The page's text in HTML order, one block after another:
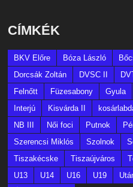
CÍMKÉK
BKV Előre Bóza László
Dorcsák Zoltán
DVSC II
Felnőtt
Füzesabony Gyula
Interjú
Kisvárda II
NB III
Női foci Putnok
Szerencsi Miklós
Szolnok
Tiszakécske
Tiszaújváros
U13
U14 U16 U19